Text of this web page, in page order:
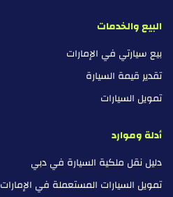
البيع والخدمات
بيع سيارتي في الإمارات
تقدير قيمة السيارة
تمويل السيارات
أدلة وموارد
دليل نقل ملكية السيارة في دبي
تمويل السيارات المستعملة في الإمارات